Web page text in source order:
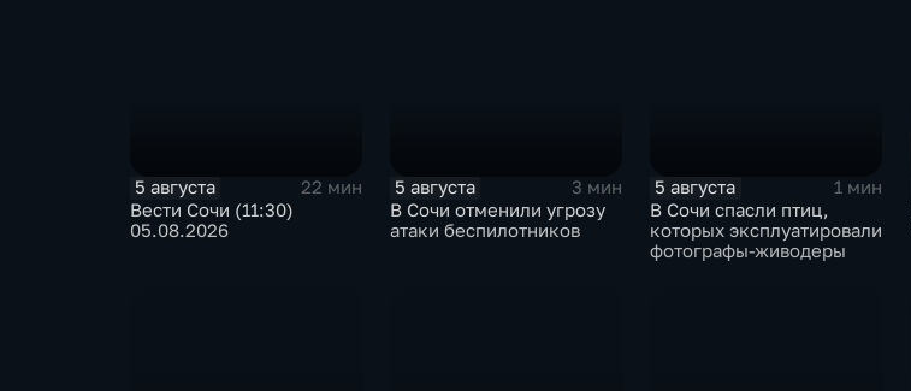
5 августа
22 мин
Вести Сочи (11:30)
05.08.2026
5 августа
3 мин
В Сочи отменили угрозу
атаки беспилотников
5 августа
1 мин
В Сочи спасли птиц,
которых эксплуатировали
фотографы-живодеры